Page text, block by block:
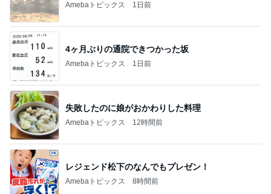
Amebaトピックス 1日前
4ヶ月ぶりの通院できつかった坂
Amebaトピックス 1日前
失敗したのに娘がおかわりした料理
Amebaトピックス 12時間前
レジェンド松下のなんでもプレゼン！
Amebaトピックス 8時間前